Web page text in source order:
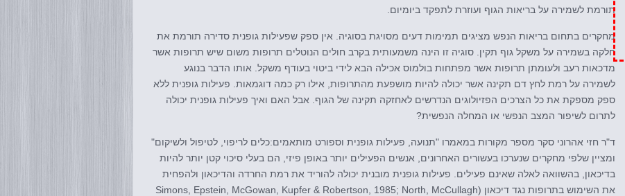
תורמת לשמירה על בריאות הגוף ועוזרת לתפקד ביומיום.
מחקרים בתחום בריאות הנפש מציגים תמימות דעים מסויגת בסוגיה. אין ספק שפעילות גופנית סדירה תורמת את
חלקה בשמירה על משקל גוף תקין. סוגיה זו הינה משמעותית בקרב חולים הנוטלים תרופות משום שיש תרופות אשר
מדכאות רעב ולעומתן תרופות אשר מפתחות בולמוס אכילה הבא לידי ביטוי בעודף משקל. אותו הדבר בנוגע
לשמירה על רמת לחץ דם תקינה אשר יכולה להיות מושפעת מהתרופות, אילו רק כמה דוגמאות. פעילות גופנית ללא
ספק מספקת את כל הצרכים הפזיולוגים הנדרשים לאחזקה תקינה של הגוף. אבל האם ואיך פעילות גופנית יכולה
לתרום לשיפור המצב הנפשי או המחלה הנפשית?
ד"ר חזי אהרוני סקר מספר מקורות במאמרו "תנועה, פעילות גופנית וספורט מותאמים:כלים לריפוי, לטיפול ולשיקום"
ומציין שלפי מחקרים שנערכו בעשורים האחרונים, אנשים הפעילים יותר באופן פיזי, הם בעלי סיכוי קטן יותר להיות
בדיכאון, בהשוואה לאלה שאינם פעילים. פעילות גופנית מובנית יכולה להוריד את רמת החרדה והדיכאון ולהפחית
את השימוש בתרופות נגד דיכאון (Simons, Epstein, McGowan, Kupfer & Robertson, 1985; North, McCullagh